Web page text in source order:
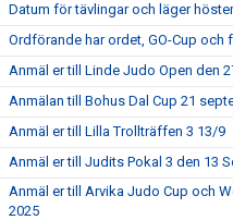
Datum för tävlingar och läger
Ordförande har ordet, GO-Cup och
Anmäl er till Linde Judo Open den
Anmälan till Bohus Dal Cup 21
Anmäl er till Lilla Trollträffen 3 13/9
Anmäl er till Judits Pokal 3 den 13
Anmäl er till Arvika Judo Cup och
2025